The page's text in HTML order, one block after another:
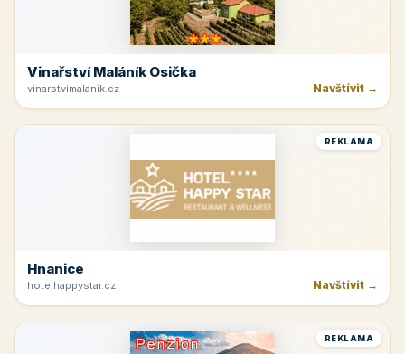
Vinařství Maláník Osička
vinarstvimalanik.cz Navštívit →
REKLAMA
Hnanice
hotelhappystar.cz Navštívit →
REKLAMA